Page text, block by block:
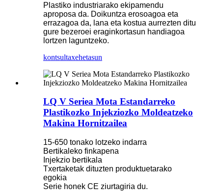
Plastiko industriarako ekipamendu
aproposa da. Doikuntza erosoagoa eta
errazagoa da, lana eta kostua aurrezten ditu
gure bezeroei eraginkortasun handiagoa
lortzen laguntzeko.
kontsultaxehetasun
LQ V Seriea Mota Estandarreko
Plastikozko Injekziozko Moldeatzeko
Makina Hornitzailea
15-650 tonako lotzeko indarra
Bertikaleko finkapena
Injekzio bertikala
Txertaketak dituzten produktuetarako
egokia
Serie honek CE ziurtagiria du.